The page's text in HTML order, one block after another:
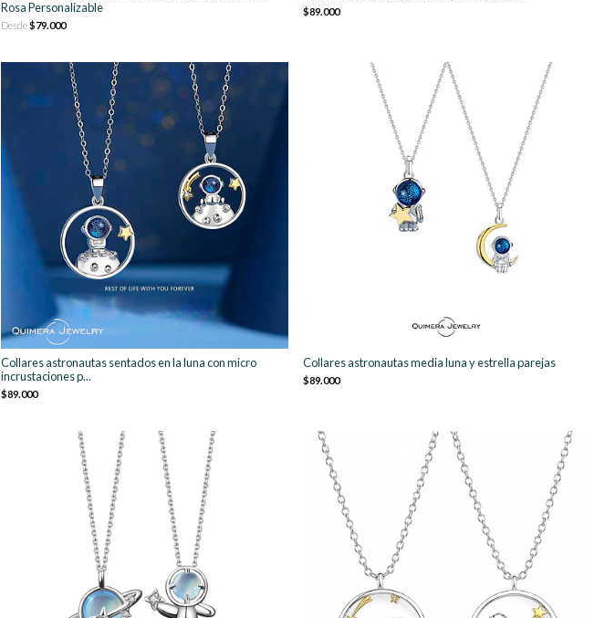
Rosa Personalizable
Desde$79.000
$89.000
Collares astronautas sentados en la luna con micro
incrustaciones p...
$89.000
Collares astronautas media luna y estrella parejas
$89.000